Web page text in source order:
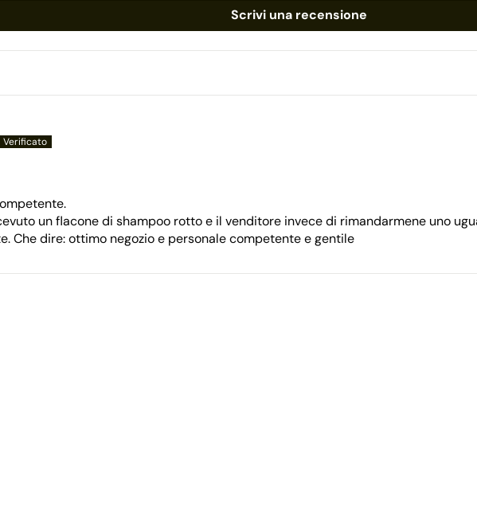
Scrivi una recensione
un flacone di shampoo rotto e il venditore invece di rimandarmene uno
Che dire: ottimo negozio e personale competente e gentile